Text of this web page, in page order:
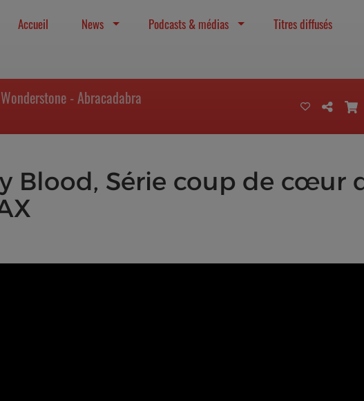
Accueil News Podcasts & médias Titres diffusés
- Abracadabra
Blood, Série coup de cœur